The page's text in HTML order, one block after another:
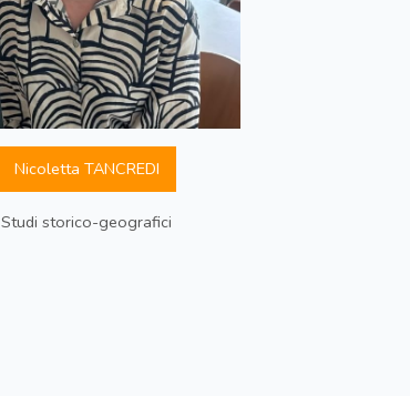
Nicoletta TANCREDI
Studi storico-geografici